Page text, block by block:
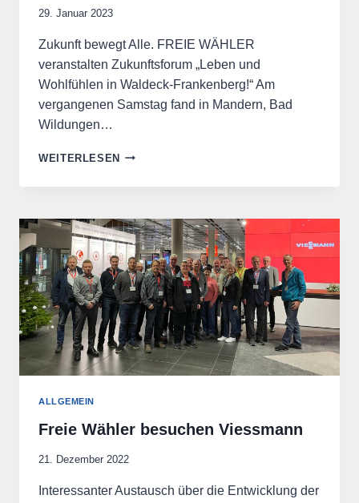
29. Januar 2023
Zukunft bewegt Alle. FREIE WÄHLER
veranstalten Zukunftsforum „Leben und
Wohlfühlen in Waldeck-Frankenberg!“ Am
vergangenen Samstag fand in Mandern, Bad
Wildungen…
WEITERLESEN ZUKUNFTSFORUM
MANDERN!
ALLGEMEIN
Freie Wähler besuchen Viessmann
21. Dezember 2022
Interessanter Austausch über die Entwicklung der